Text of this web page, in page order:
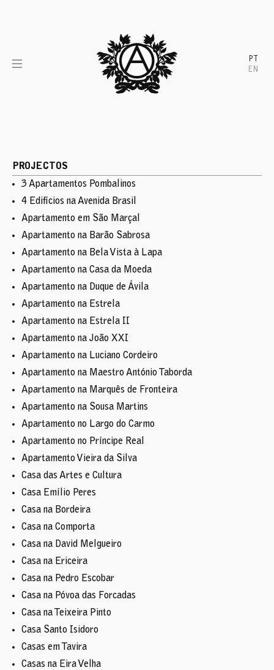
PT
EN
PROJECTOS
3 Apartamentos Pombalinos
4 Edifícios na Avenida Brasil
Apartamento em São Marçal
Apartamento na Barão Sabrosa
Apartamento na Bela Vista à Lapa
Apartamento na Casa da Moeda
Apartamento na Duque de Ávila
Apartamento na Estrela
Apartamento na Estrela II
Apartamento na João XXI
Apartamento na Luciano Cordeiro
Apartamento na Maestro António Taborda
Apartamento na Marquês de Fronteira
Apartamento na Sousa Martins
Apartamento no Largo do Carmo
Apartamento no Príncipe Real
Apartamento Vieira da Silva
Casa das Artes e Cultura
Casa Emílio Peres
Casa na Bordeira
Casa na Comporta
Casa na David Melgueiro
Casa na Ericeira
Casa na Pedro Escobar
Casa na Póvoa das Forcadas
Casa na Teixeira Pinto
Casa Santo Isidoro
Casas em Tavira
Casas na Eira Velha